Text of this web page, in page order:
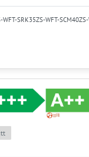
WFT-SRK35ZS-WFT-